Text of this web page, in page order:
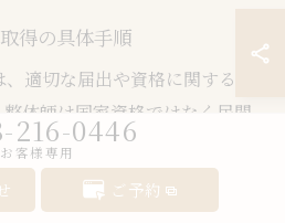
得の具体手順
適切な届出や資格に関する知
体師は国家資格ではなく民間
や集客力向上のためには、認
れます。代表的な資格には整
ー資格などがあり、所定の講
216-0446
お客様専用
ご予約